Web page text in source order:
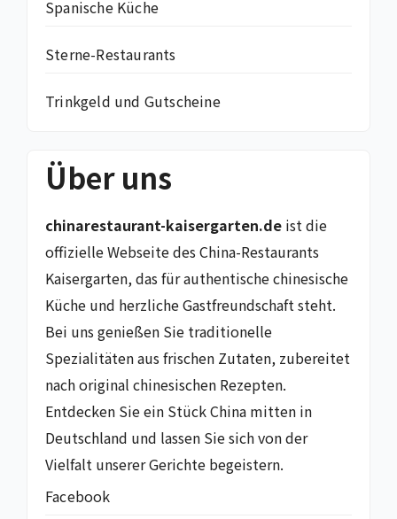
Spanische Küche
Sterne-Restaurants
Trinkgeld und Gutscheine
Über uns
chinarestaurant-kaisergarten.de ist die
offizielle Webseite des China-Restaurants
Kaisergarten, das für authentische chinesische
Küche und herzliche Gastfreundschaft steht.
Bei uns genießen Sie traditionelle
Spezialitäten aus frischen Zutaten, zubereitet
nach original chinesischen Rezepten.
Entdecken Sie ein Stück China mitten in
Deutschland und lassen Sie sich von der
Vielfalt unserer Gerichte begeistern.
Facebook